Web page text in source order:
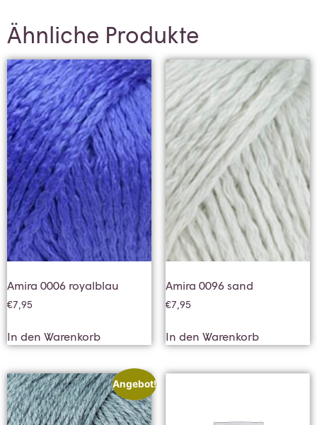
Ähnliche Produkte
Amira 0006 royalblau
€7,95
In den Warenkorb
Amira 0096 sand
€7,95
In den Warenkorb
Angebot!